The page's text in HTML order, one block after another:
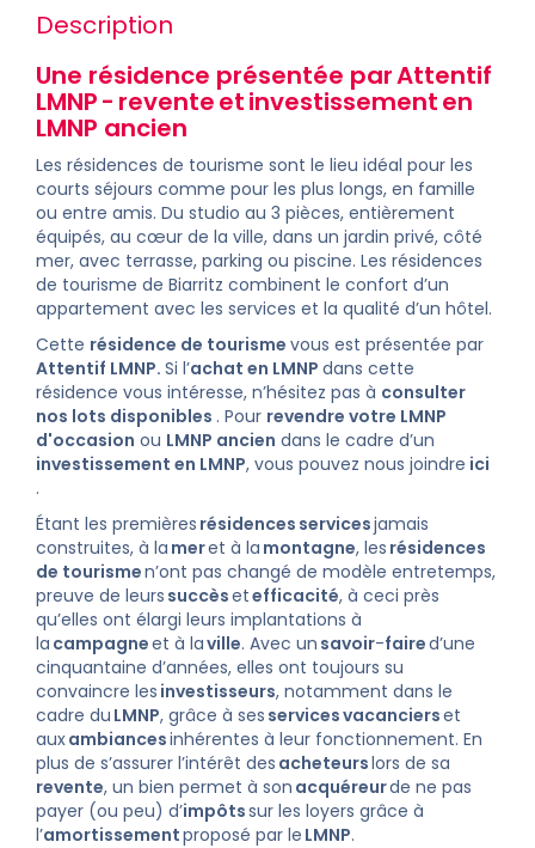
Description
Une résidence présentée par Attentif
LMNP - reventeetinvestissementen
LMNP ancien
Les résidences de tourisme sont le lieu idéal pour les
courts séjours comme pour les plus longs, en famille
ou entre amis. Du studio au 3 pièces, entièrement
équipés, au cœur de la ville, dans un jardin privé, côté
mer, avec terrasse, parking ou piscine. Les résidences
de tourisme de Biarritz combinent le confort d’un
appartement avec les services et la qualité d’un hôtel.
Cette résidence de tourisme vous est présentée par
Attentif LMNP. Si l’achat en LMNP dans cette
résidence vous intéresse, n’hésitez pas à consulter
nos lots disponibles . Pour revendre votre LMNP
d'occasion ou LMNP ancien dans le cadre d’un
investissement en LMNP, vous pouvez nous joindre ici
.
Étant les premières résidences servicesjamais
construites, à la meret à la montagne, les résidences
de tourismen’ont pas changé de modèle entretemps,
preuve de leurs succèsetefficacité, à ceci près
qu’elles ont élargi leurs implantations à
la campagneet à laville. Avec un savoir-faired’une
cinquantaine d’années, elles ont toujours su
convaincre les investisseurs, notamment dans le
cadre du LMNP, grâce à ses servicesvacancierset
auxambiancesinhérentes à leur fonctionnement. En
plus de s’assurer l’intérêt des acheteurslors de sa
revente, un bien permet à son acquéreurde ne pas
payer (ou peu) d’impôtssur les loyers grâce à
l’amortissementproposé par le LMNP.